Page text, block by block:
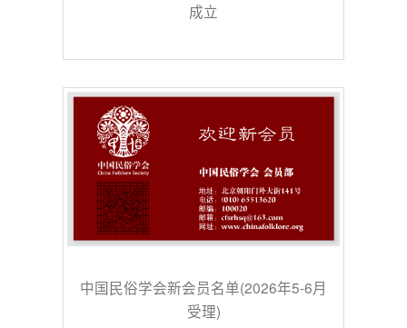
成立
中国民俗学会新会员名单(2026年5-6月
受理)